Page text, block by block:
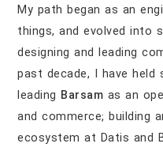
My path began as an
things, and evolved into
designing and leading
past decade, I have held
leading Barsam as an
and commerce; building
ecosystem at Datis and